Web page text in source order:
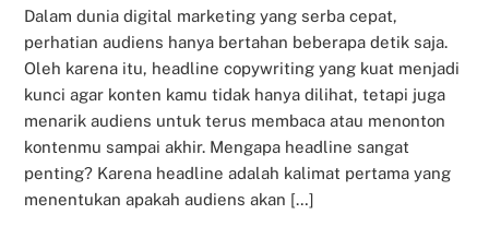
Dalam dunia digital marketing yang serba cepat,
perhatian audiens hanya bertahan beberapa detik saja.
Oleh karena itu, headline copywriting yang kuat menjadi
kunci agar konten kamu tidak hanya dilihat, tetapi juga
menarik audiens untuk terus membaca atau menonton
kontenmu sampai akhir. Mengapa headline sangat
penting? Karena headline adalah kalimat pertama yang
menentukan apakah audiens akan […]